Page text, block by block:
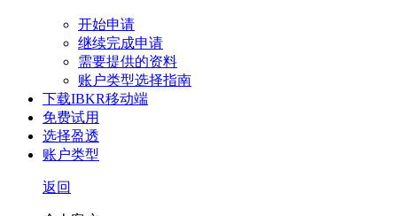
开始申请
继续完成申请
需要提供的资料
账户类型选择指南
下载IBKR移动端
免费试用
选择盈透
账户类型
返回